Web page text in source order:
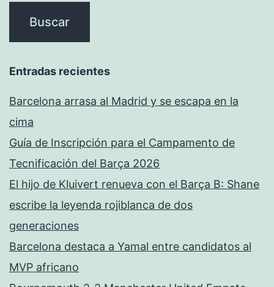
Entradas recientes
Barcelona arrasa al Madrid y se escapa en la
cima
Guía de Inscripción para el Campamento de
Tecnificación del Barça 2026
El hijo de Kluivert renueva con el Barça B: Shane
escribe la leyenda rojiblanca de dos
generaciones
Barcelona destaca a Yamal entre candidatos al
MVP africano